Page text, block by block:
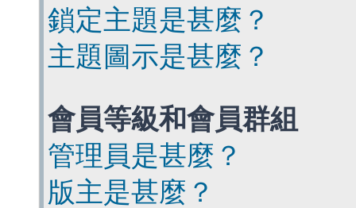
鎖定主題是甚麼？
主題圖示是甚麼？
會員等級和會員群組
管理員是甚麼？
版主是甚麼？